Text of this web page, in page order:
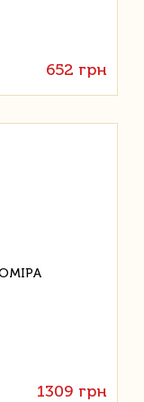
652 грн
1309 грн